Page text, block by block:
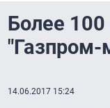
Более 100
"Газпром-
14.06.2017 15:24